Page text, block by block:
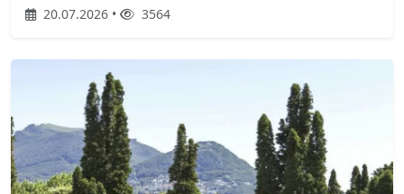
20.07.2026 • 3564